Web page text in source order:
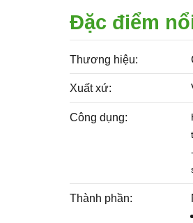
Đặc điểm
Thương hiệu:
Xuất xứ:
Công dụng:
Thành phần: